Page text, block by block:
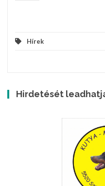
Hírek
Hirdetését